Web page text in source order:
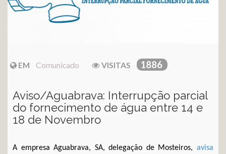
EM Comunicado VISITAS 1886
Aviso/Aguabrava: Interrupção parcial
do fornecimento de água entre 14 e
18 de Novembro
A empresa Aguabrava, SA, delegação de Mosteiros, avisa